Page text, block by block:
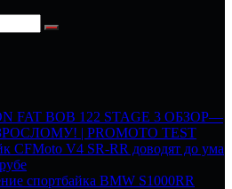
FAT BOB 122 STAGE 3 ОБЗОР—
| PROMOTO TEST
CFMoto V4 SR-RR доводят до ума
спортбайка BMW S1000RR